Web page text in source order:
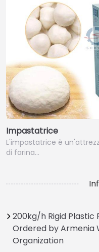
Impastatrice
L'impastatrice è
di farina…
200kg/h Rigid Plastic
Ordered by Armenia
Organization